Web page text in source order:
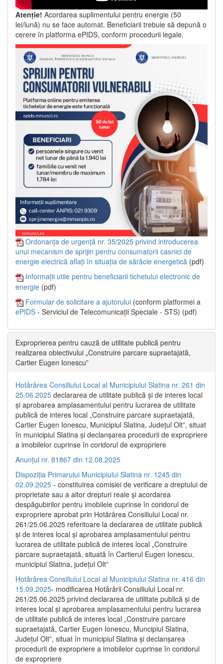
Atenție! Acordarea suplimentului pentru energie (50
lei/lună) nu se face automat. Beneficiarii trebuie să depună o
cerere în platforma ePIDS, conform procedurii legale.
Ordonanța de urgență nr. 35/2025 privind introducerea
unui mecanism de sprijin pentru consumatorii casnici de
energie electrică aflați în situația de sărăcie energetică (pdf)
Informații utile pentru beneficiarii tichetului electronic de
energie (pdf)
Formular de solicitare a ajutorului (conform platformei a
ePIDS - Serviciul de Telecomunicații Speciale - STS) (pdf)
Exproprierea pentru cauză de utilitate publică pentru
realizarea obiectivului „Construire parcare supraetajată,
Cartier Eugen Ionescu”
Hotărârea Consiliului Local al Municipiului Slatina nr. 261 din
25.06.2025 declararea de utilitate publică și de interes local
și aprobarea amplasamentului pentru lucrarea de utilitate
publică de interes local „Construire parcare supraetajată,
Cartier Eugen Ionescu, Municipiul Slatina, Județul Olt”, situat
în municipiul Slatina și declanșarea procedurii de expropriere
a imobilelor cuprinse în coridorul de expropriere
Anunțul nr. 81867 din 12.08.2025
Dispoziția Primarului Municipiului Slatina nr. 1245 din
02.09.2025 - constituirea comisiei de verificare a dreptului de
proprietate sau a altor drepturi reale și acordarea
despăgubirilor pentru imobilele cuprinse în coridorul de
expropriere aprobat prin Hotărârea Consiliului Local nr.
261/25.06.2025 referitoare la declararea de utilitate publică
și de interes local și aprobarea amplasamentului pentru
lucrarea de utilitate publică de interes local „Construire
parcare supraetajată, situată în Cartierul Eugen Ionescu,
municipiul Slatina, județul Olt”
Hotărârea Consiliului Local al Municipiului Slatina nr. 416 din
15.09.2025- modificarea Hotărârii Consiliului Local nr.
261/25.06.2025 privind declararea de utilitate publică și de
interes local și aprobarea amplasamentului pentru lucrarea
de utilitate publică de interes local „Construire parcare
supraetajată, Cartier Eugen Ionescu, Muncipiul Slatina,
Județul Olt”, situat în municipiul Slatina și declanșarea
procedurii de expropriere a imobilelor cuprinse în coridorul
de expropriere